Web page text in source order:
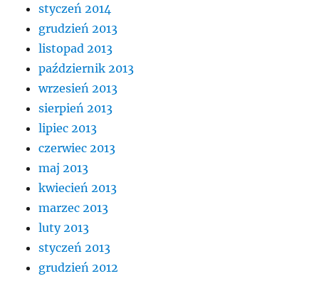
styczeń 2014
grudzień 2013
listopad 2013
październik 2013
wrzesień 2013
sierpień 2013
lipiec 2013
czerwiec 2013
maj 2013
kwiecień 2013
marzec 2013
luty 2013
styczeń 2013
grudzień 2012